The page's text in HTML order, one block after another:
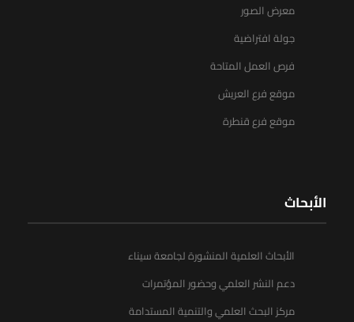
معرض الصور
جولة افتراضية
فرص العمل المتاحة
موقع فرع العريش
موقع فرع قنطرة
الأبحاث
الأبحاث العلمية المنشورة لجامعة سيناء
دعم النشر العلمي وحضور المؤتمرات
مركز البحث العلمي والتنمية المستدامة